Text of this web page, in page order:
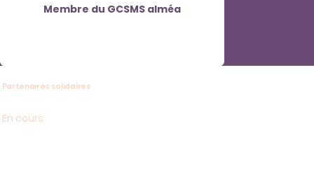
Membre du GCSMS alméa
Partenaires solidaires
En cours